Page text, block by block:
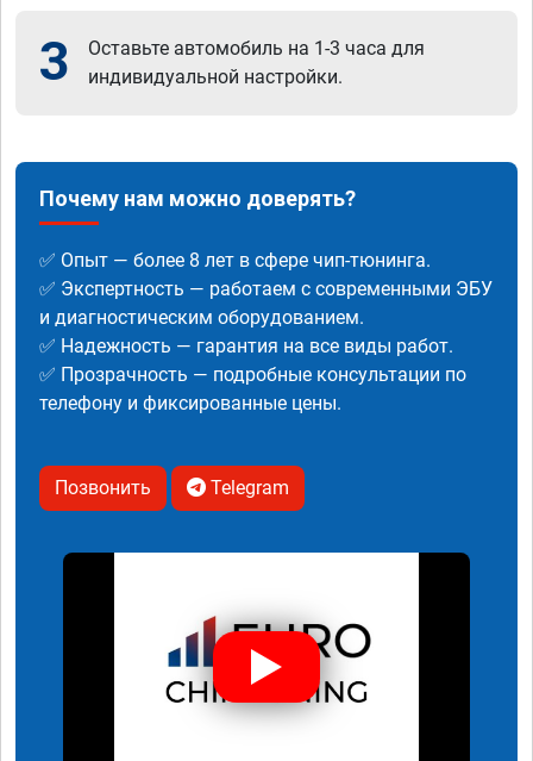
3
Оставьте автомобиль на 1-3 часа для
индивидуальной настройки.
Почему нам можно доверять?
✅ Опыт — более 8 лет в сфере чип-тюнинга.
✅ Экспертность — работаем с современными ЭБУ
и диагностическим оборудованием.
✅ Надежность — гарантия на все виды работ.
✅ Прозрачность — подробные консультации по
телефону и фиксированные цены.
Позвонить Telegram